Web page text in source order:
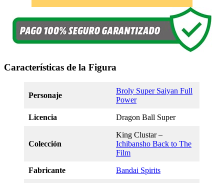
Características de la Figura
Personaje
Broly Super Saiyan Full
Power
Licencia Dragon Ball Super
Colección
King Clustar –
Ichibansho Back to The
Film
Fabricante Bandai Spirits